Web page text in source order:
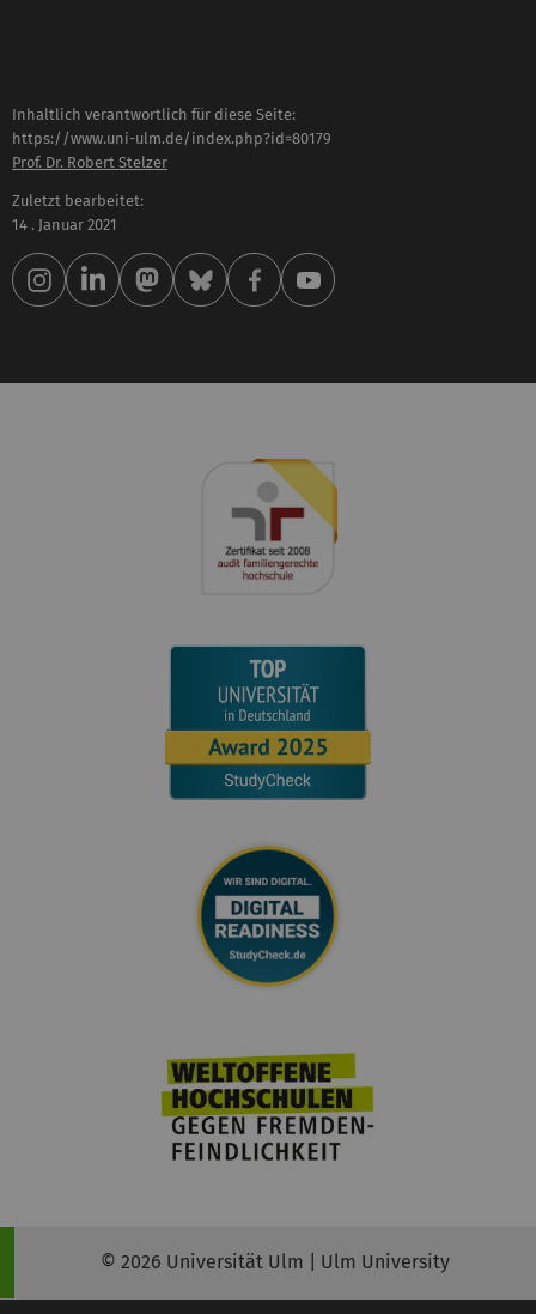
Inhaltlich verantwortlich für diese Seite:
https://www.uni-ulm.de/index.php?id=80179
Prof. Dr. Robert Stelzer
Zuletzt bearbeitet:
14 . Januar 2021
© 2026 Universität Ulm | Ulm University